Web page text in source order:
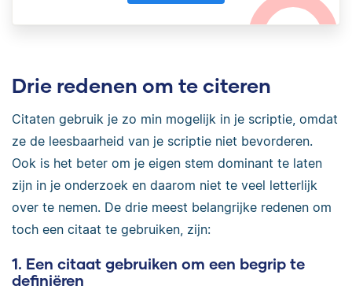
Drie redenen om te citeren
Citaten gebruik je zo min mogelijk in je scriptie, omdat
ze de leesbaarheid van je scriptie niet bevorderen.
Ook is het beter om je eigen stem dominant te laten
zijn in je onderzoek en daarom niet te veel letterlijk
over te nemen. De drie meest belangrijke redenen om
toch een citaat te gebruiken, zijn:
1. Een citaat gebruiken om een begrip te
definiëren